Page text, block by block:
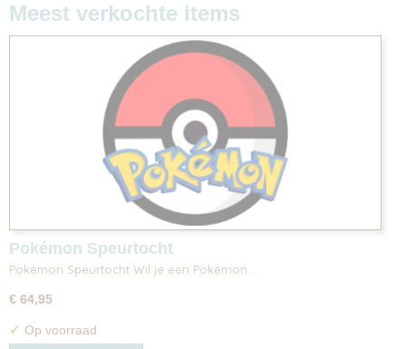
Meest verkochte items
Pokémon Speurtocht
Pokémon Speurtocht Wil je een Pokémon…
€ 64,95
✓ Op voorraad